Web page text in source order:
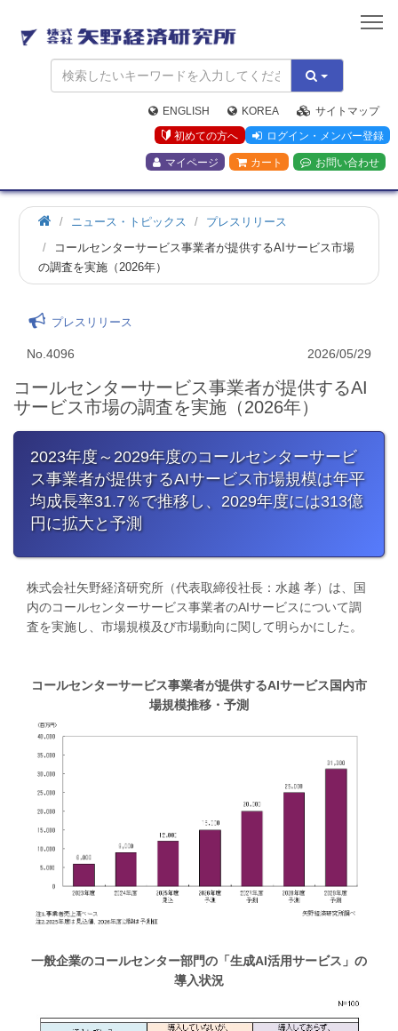
矢
野
経
済
研
究
所
ENGLISH KOREA
サイトマップ
初めての方へ
ログイン・メンバー登録
マイページ カート お問い合わせ
ニュース・トピックス
プレスリリース
コールセンターサービス事業者が提供するAIサービス市場
の調査を実施（2026年）
プレスリリース
No.4096 2026/05/29
コールセンターサービス事業者が提供するAI
サービス市場の調査を実施（2026年）
2023年度～2029年度のコールセンターサービ
ス事業者が提供するAIサービス市場規模は年平
均成長率31.7％で推移し​、2029年度には313億
円に拡大と予測
株式会社矢野経済研究所（代表取締役社長：水越 孝）は、国
内のコールセンターサービス事業者のAIサービスについて調
査を実施し、市場規模及び市場動向に関して明らかにした。
コールセンターサービス事業者が提供するAIサービス国内市
場規模推移・予測
一般企業のコールセンター部門の「生成AI活用サービス」の
導入状況